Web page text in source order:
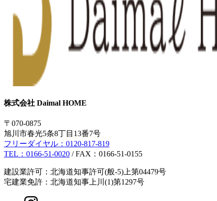
株式会社 Daimal HOME
〒070-0875
旭川市春光5条8丁目13番7号
フリーダイヤル： 0120-817-819
TEL： 0166-51-0020 / FAX：0166-51-0155
建設業許可：北海道知事許可(般-5)上第04479号
宅建業免許：北海道知事上川(1)第1297号